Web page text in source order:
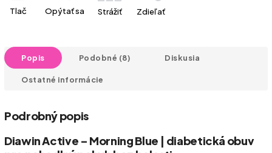
Tlač Opýtať sa Strážiť Zdieľať
Popis Podobné (8) Diskusia
Ostatné informácie
Podrobný popis
Diawin Active – Morning Blue | diabetická obuv